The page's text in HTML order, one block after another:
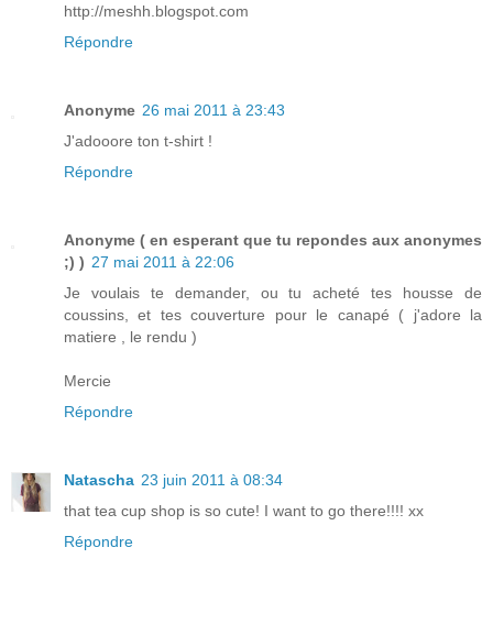
http://meshh.blogspot.com
Répondre
Anonyme 26 mai 2011 à 23:43
J'adooore ton t-shirt !
Répondre
Anonyme ( en esperant que tu repondes aux anonymes
;) ) 27 mai 2011 à 22:06
Je voulais te demander, ou tu acheté tes housse de
coussins, et tes couverture pour le canapé ( j'adore la
matiere , le rendu )
Mercie
Répondre
Natascha 23 juin 2011 à 08:34
that tea cup shop is so cute! I want to go there!!!! xx
Répondre